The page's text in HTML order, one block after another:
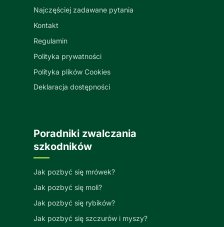
Najczęściej zadawane pytania
Kontakt
Regulamin
Polityka prywatności
Polityka plików Cookies
Deklaracja dostępności
Poradniki zwalczania
szkodników
Jak pozbyć się mrówek?
Jak pozbyć się moli?
Jak pozbyć się rybików?
Jak pozbyć się szczurów i myszy?